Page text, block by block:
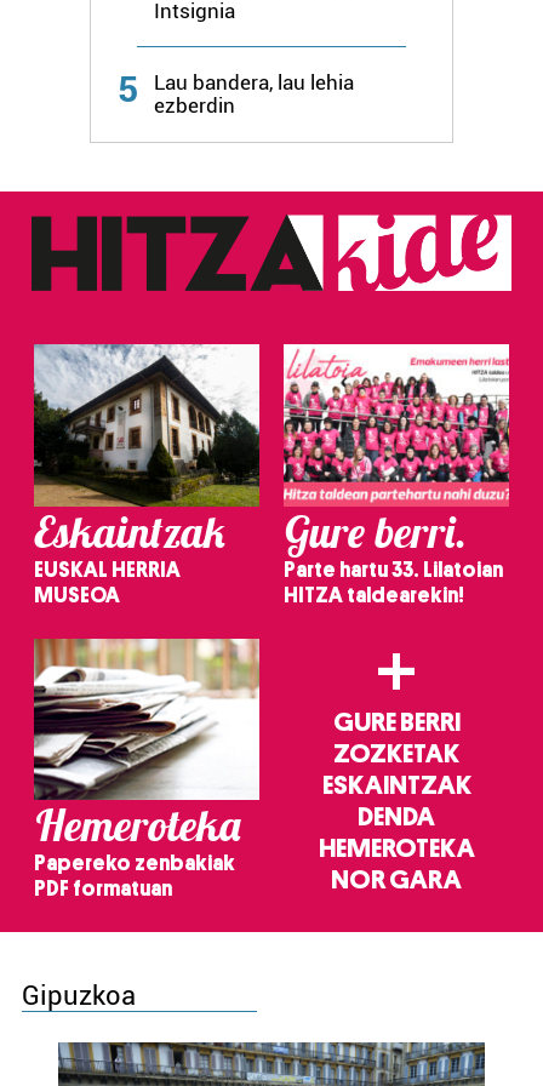
Webgune honek cookie propioak eta hirugarrenen cookie-
fitxategiak erabiltzen ditu. Zure esperientzia eta
zerbitzuak hobetzeko asmoz, cookie teknologiaz
baliatzen gara. Ohar hau onartuz gero, teknologia hori
erabiltzeko baimen esplizitua ematen diguzu.Gehiago
Intsignia
5
Lau bandera, lau lehia
ezberdin
Eskaintzak
EUSKAL HERRIA
MUSEOA
Gure berri.
Parte hartu 33. Lilatoian
HITZA taldearekin!
Hemeroteka
Papereko zenbakiak
PDF formatuan
+
GURE BERRI
ZOZKETAK
ESKAINTZAK
DENDA
HEMEROTEKA
NOR GARA
Gipuzkoa